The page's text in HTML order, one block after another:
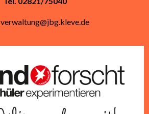
verwaltung@jbg.kleve.de